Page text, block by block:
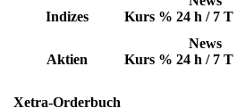
Indizes Kurs % 24 h / 7 T
Aktien Kurs %
News
24 h / 7 T
Xetra-Orderbuch